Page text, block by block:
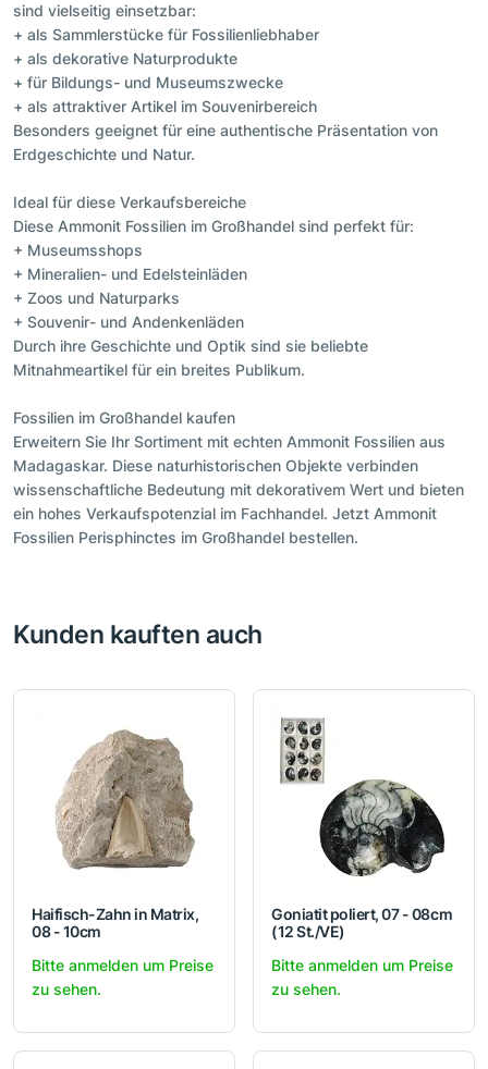
sind vielseitig einsetzbar:
+ als Sammlerstücke für Fossilienliebhaber
+ als dekorative Naturprodukte
+ für Bildungs- und Museumszwecke
+ als attraktiver Artikel im Souvenirbereich
Besonders geeignet für eine authentische Präsentation von
Erdgeschichte und Natur.
Ideal für diese Verkaufsbereiche
Diese Ammonit Fossilien im Großhandel sind perfekt für:
+ Museumsshops
+ Mineralien- und Edelsteinläden
+ Zoos und Naturparks
+ Souvenir- und Andenkenläden
Durch ihre Geschichte und Optik sind sie beliebte
Mitnahmeartikel für ein breites Publikum.
Fossilien im Großhandel kaufen
Erweitern Sie Ihr Sortiment mit echten Ammonit Fossilien aus
Madagaskar. Diese naturhistorischen Objekte verbinden
wissenschaftliche Bedeutung mit dekorativem Wert und bieten
ein hohes Verkaufspotenzial im Fachhandel. Jetzt Ammonit
Fossilien Perisphinctes im Großhandel bestellen.
Kunden kauften auch
Haifisch-Zahn in Matrix,
08 - 10cm
Bitte anmelden um Preise
zu sehen.
Goniatit poliert, 07 - 08cm
(12 St./VE)
Bitte anmelden um Preise
zu sehen.